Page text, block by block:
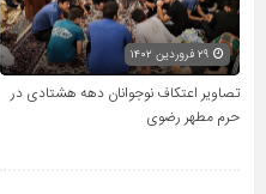
تصاویر اعتکاف نوجوانان دهه هشتادی در
حرم مطهر رضوی